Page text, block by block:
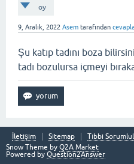
oy
9, Aralık, 2022 Asem tarafından
Şu katıp tadını boza
tadı bozulursa içmeyi
İletişim Sitemap
Tıbbi
Snow Theme by Q2A Market
Powered by Question2Answer